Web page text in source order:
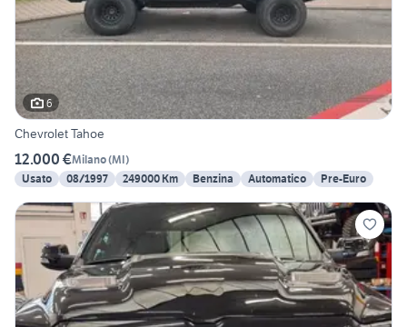
6
Chevrolet Tahoe
12.000 €Milano(MI)
Usato
08/1997 249000 Km Benzina Automatico Pre-Euro